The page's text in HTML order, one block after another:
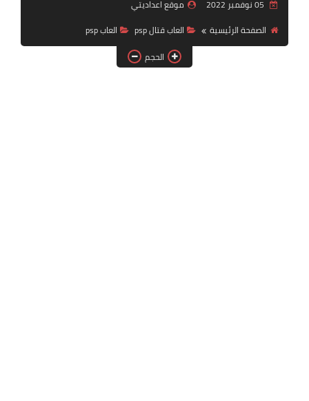
بلايستيشن PS2موقع اعداديتي
الصفحة الرئيسية
العاب قتال psp
العاب psp
الحجم